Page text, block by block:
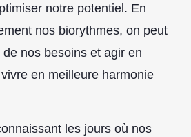
notre potentiel. En
nos biorythmes, on peut
de nos besoins et agir en
en meilleure harmonie
les jours où nos